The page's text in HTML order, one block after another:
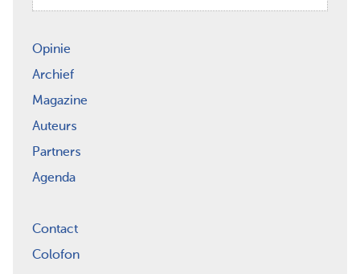
Opinie
Archief
Magazine
Auteurs
Partners
Agenda
Contact
Colofon